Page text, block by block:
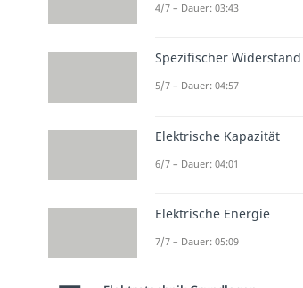
4/7 – Dauer: 03:43
Spezifischer Widerstand
5/7 – Dauer: 04:57
Elektrische Kapazität
6/7 – Dauer: 04:01
Elektrische Energie
7/7 – Dauer: 05:09